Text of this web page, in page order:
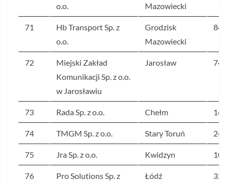
o.o.
Mazowiecki
71
Hb Transport Sp. z
o.o.
Grodzisk
Mazowiecki
844
72
Miejski Zakład
Komunikacji Sp. z o.o.
w Jarosławiu
Jarosław 741
73 Rada Sp. z o.o. Chełm 164
74 TMGM Sp. z o.o. Stary Toruń 240
75 Jra Sp. z o.o. Kwidzyn 104
76
Pro Solutions Sp. z
Łódź 325